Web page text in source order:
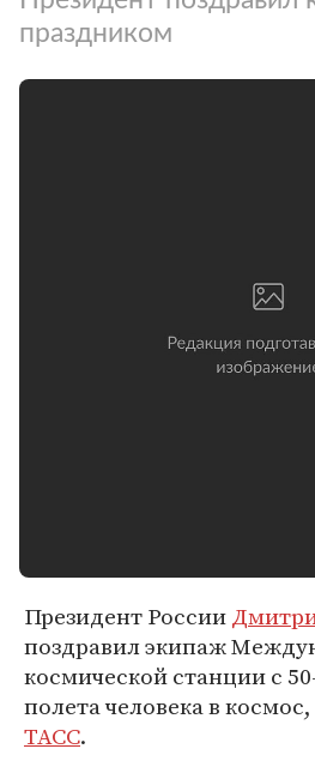
праздником
Президент России
поздравил экипаж
космической станции с
полета человека в
ТАСС.